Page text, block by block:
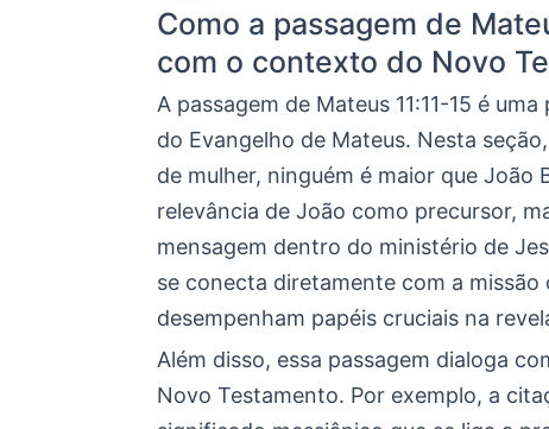
Como a passagem de
com o contexto do Novo
A passagem de Mateus 11:11-15 é
do Evangelho de Mateus. Nesta
de mulher, ninguém é maior que João
relevância de João como precursor,
mensagem dentro do ministério de
se conecta diretamente com a
desempenham papéis cruciais na
Além disso, essa passagem dialoga
Novo Testamento. Por exemplo, a